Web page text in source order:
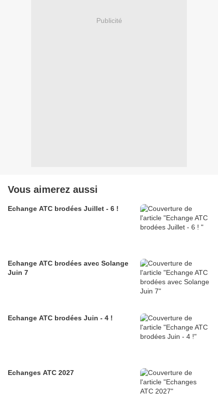
Publicité
Vous aimerez aussi
Echange ATC brodées Juillet - 6 !
Echange ATC brodées avec Solange
Juin 7
Echange ATC brodées Juin - 4 !
Echanges ATC 2027